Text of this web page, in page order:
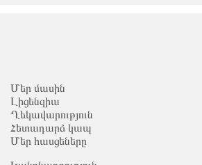
Մեր մասին
Լիցենզիա
Ղեկավարություն
Հետադարձ կապ
Մեր հասցեները